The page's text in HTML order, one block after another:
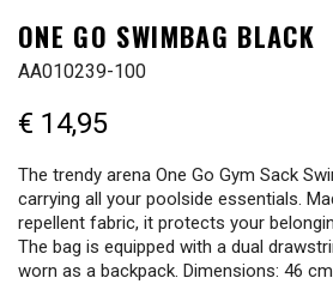
ONE GO SWIMBAG BLACK
AA010239-100
€ 14,95
The trendy arena One Go Gym Sack
carrying all your poolside essentials.
repellent fabric, it protects your
The bag is equipped with a dual
worn as a backpack. Dimensions: 46